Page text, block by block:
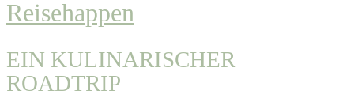
EIN KULINARISCHER
ROADTRIP